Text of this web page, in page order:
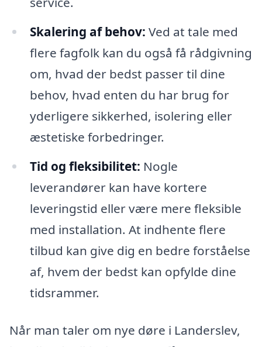
Skalering af behov: Ved at tale med
flere fagfolk kan du også få rådgivning
om, hvad der bedst passer til dine
behov, hvad enten du har brug for
yderligere sikkerhed, isolering eller
æstetiske forbedringer.
Tid og fleksibilitet: Nogle
leverandører kan have kortere
leveringstid eller være mere fleksible
med installation. At indhente flere
tilbud kan give dig en bedre forståelse
af, hvem der bedst kan opfylde dine
tidsrammer.
Når man taler om nye døre i Landerslev,